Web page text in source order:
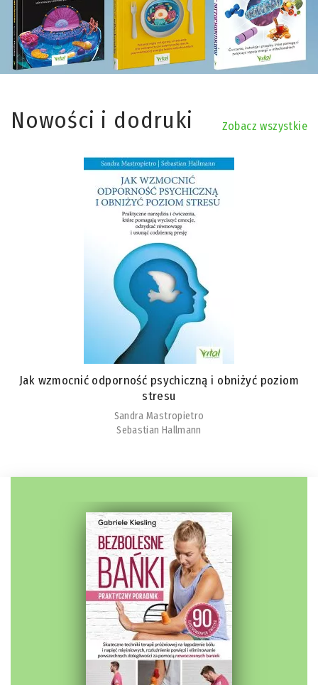
Nowości i dodruki Zobacz wszystkie
Jak wzmocnić odporność psychiczną i obniżyć poziom
stresu
Sandra Mastropietro
Sebastian Hallmann